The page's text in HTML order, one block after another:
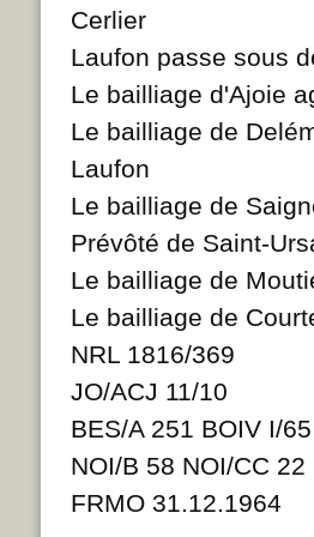
Cerlier
Laufon passe sous
Le bailliage d'Ajoie
Le bailliage de
Laufon
Le bailliage de
Prévôté de Saint-
Le bailliage de
Le bailliage de
NRL 1816/369
JO/ACJ 11/10
BES/A 251 BOIV I/
NOI/B 58 NOI/CC
FRMO 31.12.1964